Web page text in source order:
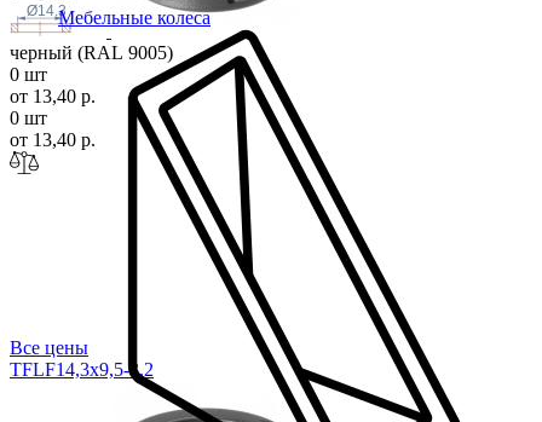
Мебельные колеса
Ø14.3
черный (RAL 9005)
0 шт
от 13,40 р.
0 шт
от 13,40 р.
Все цены
TFLF14,3x9,5-3,2